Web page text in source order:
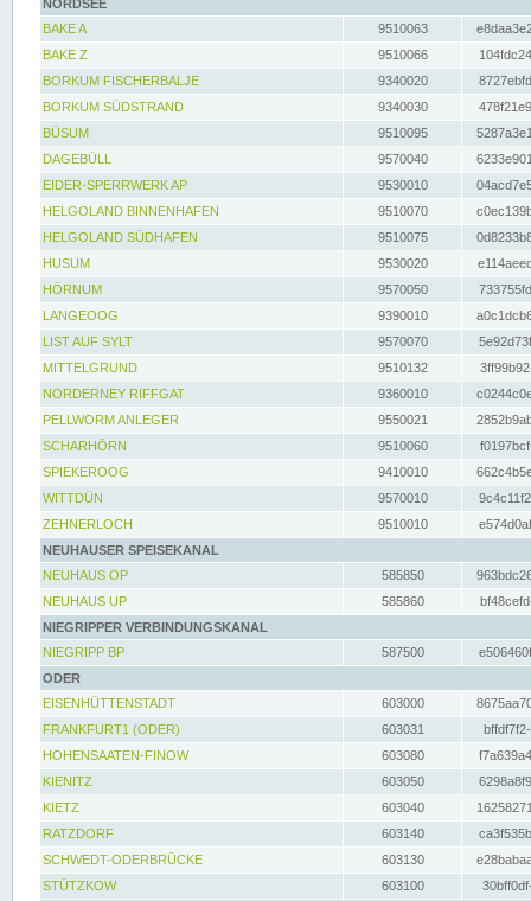
NORDSEE
BAKE A
9510063
BAKE Z
9510066
BORKUM FISCHERBALJE
9340020
BORKUM SÜDSTRAND
9340030
BÜSUM
9510095
DAGEBÜLL
9570040
EIDER-SPERRWERK AP
9530010
HELGOLAND BINNENHAFEN
9510070
HELGOLAND SÜDHAFEN
9510075
HUSUM
9530020
HÖRNUM
9570050
LANGEOOG
9390010
LIST AUF SYLT
9570070
MITTELGRUND
9510132
NORDERNEY RIFFGAT
9360010
PELLWORM ANLEGER
9550021
SCHARHÖRN
9510060
SPIEKEROOG
9410010
WITTDÜN
9570010
ZEHNERLOCH
9510010
NEUHAUSER SPEISEKANAL
NEUHAUS OP
585850
NEUHAUS UP
585860
NIEGRIPPER VERBINDUNGSKANAL
NIEGRIPP BP
587500
ODER
EISENHÜTTENSTADT
603000
FRANKFURT1 (ODER)
603031
HOHENSAATEN-FINOW
603080
KIENITZ
603050
KIETZ
603040
RATZDORF
603140
SCHWEDT-ODERBRÜCKE
603130
STÜTZKOW
603100